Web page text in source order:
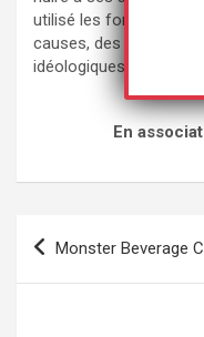
utilisé les fonds de
causes, des
idéologiques
En
Navigation
de
Monster Beverage